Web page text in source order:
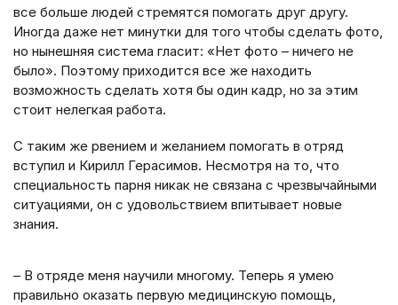
все больше людей стремятся помогать друг другу.
Иногда даже нет минутки для того чтобы сделать фото,
но нынешняя система гласит: «Нет фото – ничего не
было». Поэтому приходится все же находить
возможность сделать хотя бы один кадр, но за этим
стоит нелегкая работа.
С таким же рвением и желанием помогать в отряд
вступил и Кирилл Герасимов. Несмотря на то, что
специальность парня никак не связана с чрезвычайными
ситуациями, он с удовольствием впитывает новые
знания.
– В отряде меня научили многому. Теперь я умею
правильно оказать первую медицинскую помощь,